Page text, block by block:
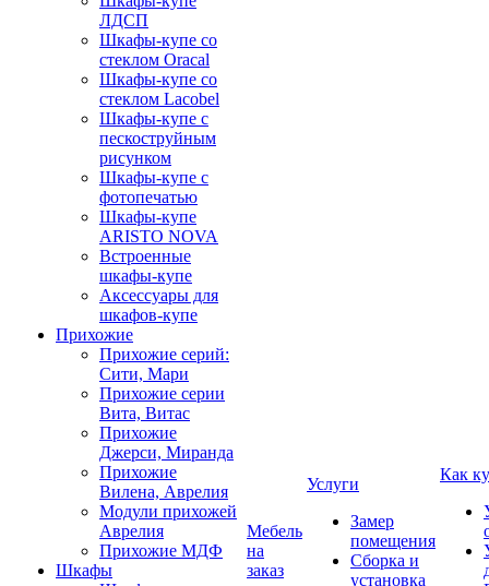
ЛДСП
Шкафы-купе со
стеклом Oracal
Шкафы-купе со
стеклом Lacobel
Шкафы-купе с
пескоструйным
рисунком
Шкафы-купе с
фотопечатью
Шкафы-купе
ARISTO NOVA
Встроенные
шкафы-купе
Аксессуары для
шкафов-купе
Прихожие
Прихожие серий:
Сити, Мари
Прихожие серии
Вита, Витас
Прихожие
Джерси, Миранда
Прихожие
Вилена, Аврелия
Модули прихожей
Аврелия
Прихожие МДФ
Шкафы
Мебель
на
заказ
Услуги
Замер
помещения
Сборка и
установка
Как